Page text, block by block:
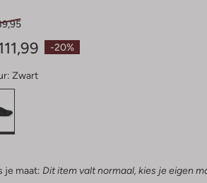
-20%
Zwart
je maat: Dit item valt normaal, kies je eigen